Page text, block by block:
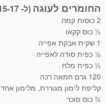
החומרים לעוגה (ל- 15-17 גביעים):
2 כוסות קמח
½ כוס קקאו
1 שקית אבקת אפייה
½ כפית סודה לאפייה
½ כפית מלח
120 גרם חמאה רכה
קליפת לימון מגוררת, מלימון אחד
¾ כוס סוכר